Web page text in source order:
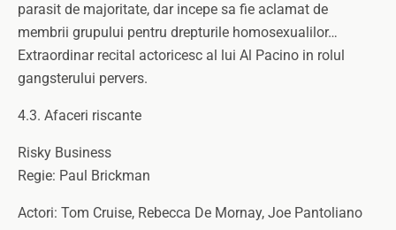
parasit de majoritate, dar incepe sa fie aclamat de
membrii grupului pentru drepturile homosexualilor…
Extraordinar recital actoricesc al lui Al Pacino in rolul
gangsterului pervers.
4.3. Afaceri riscante
Risky Business
Regie: Paul Brickman
Actori: Tom Cruise, Rebecca De Mornay, Joe Pantoliano